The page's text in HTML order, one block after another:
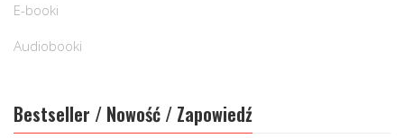
E-booki
Audiobooki
Bestseller / Nowość / Zapowiedź